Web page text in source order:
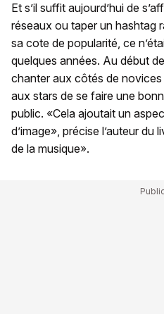
Et s’il suffit aujourd’hui de
réseaux ou taper un hashtag
sa cote de popularité, ce
quelques années. Au début
chanter aux côtés de
aux stars de se faire une
public. «Cela ajoutait un
d’image», précise l’auteur
de la musique».